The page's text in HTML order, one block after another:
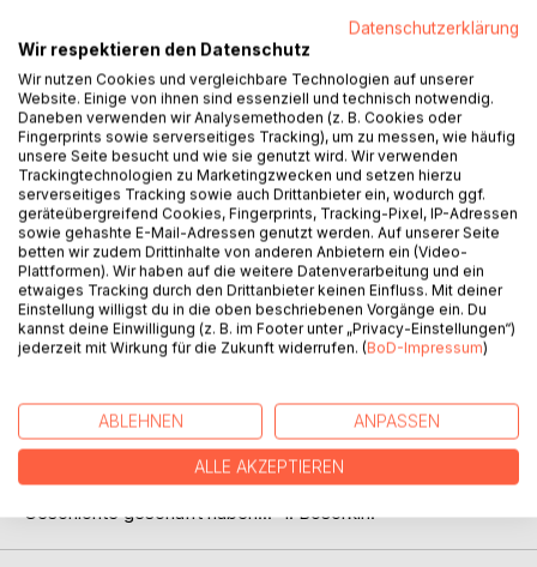
IN DEN WARENKORB
Auf die Merkliste
Titel bewerten
BESCHREIBUNG
Inguschen im Letzten Jahrhundert. Hier geht es darum, wie
sich die Persönlichkeit entwickelt, um den Kampf der
Charaktere unter den Bedingungen bedeutenden,
historischen Ereignissen und um den Menschen, die die
Geschichte geschafft haben..." I. Bosorkin.
Datenschutzerklärung
Wir respektieren den Datenschutz
Wir nutzen Cookies und vergleichbare Technologien auf unserer
Website. Einige von ihnen sind essenziell und technisch notwendig.
Daneben verwenden wir Analysemethoden (z. B. Cookies oder
Fingerprints sowie serverseitiges Tracking), um zu messen, wie häufig
unsere Seite besucht und wie sie genutzt wird. Wir verwenden
Trackingtechnologien zu Marketingzwecken und setzen hierzu
serverseitiges Tracking sowie auch Drittanbieter ein, wodurch ggf.
geräteübergreifend Cookies, Fingerprints, Tracking-Pixel, IP-Adressen
sowie gehashte E-Mail-Adressen genutzt werden. Auf unserer Seite
betten wir zudem Drittinhalte von anderen Anbietern ein (Video-
Plattformen). Wir haben auf die weitere Datenverarbeitung und ein
etwaiges Tracking durch den Drittanbieter keinen Einfluss. Mit deiner
Einstellung willigst du in die oben beschriebenen Vorgänge ein. Du
kannst deine Einwilligung (z. B. im Footer unter „Privacy-Einstellungen“)
jederzeit mit Wirkung für die Zukunft widerrufen. (BoD-Impressum)
ABLEHNEN ANPASSEN
ALLE AKZEPTIEREN